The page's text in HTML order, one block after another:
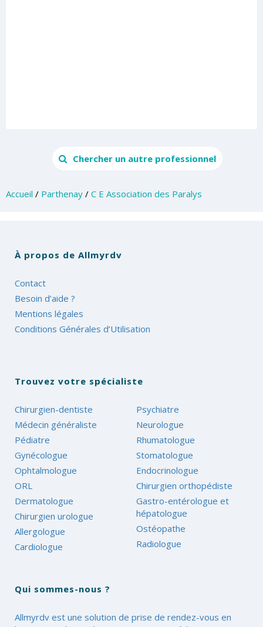
Chercher un autre professionnel
Accueil / Parthenay / C E Association des Paralys
À propos de Allmyrdv
Contact
Besoin d’aide ?
Mentions légales
Conditions Générales d’Utilisation
Trouvez votre spécialiste
Chirurgien-dentiste
Médecin généraliste
Pédiatre
Gynécologue
Ophtalmologue
ORL
Dermatologue
Chirurgien urologue
Allergologue
Cardiologue
Psychiatre
Neurologue
Rhumatologue
Stomatologue
Endocrinologue
Chirurgien orthopédiste
Gastro-entérologue et
hépatologue
Ostéopathe
Radiologue
Qui sommes-nous ?
Allmyrdv est une solution de prise de rendez-vous en